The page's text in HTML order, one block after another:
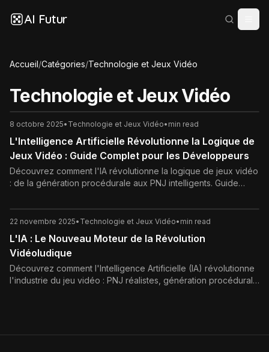
AI Futur
Accueil/Catégories/Technologie et Jeux Vidéo
Technologie et Jeux Vidéo
8 octobre 2025• Technologie et Jeux Vidéo• min read
L'Intelligence Artificielle Révolutionne la Logique de
Jeux Vidéo : Guide Complet pour les Développeurs
Découvrez comment l'IA révolutionne la logique de jeux vidéo
: de la génération procédurale aux PNJ intelligents. Guide
22 novembre 2025• Technologie et Jeux Vidéo• min read
L'IA : Le Nouveau Moteur de la Révolution
Vidéoludique
Découvrez comment l'Intelligence Artificielle (IA) révolutionne
l'industrie du jeu vidéo : PNJ réalistes, génération procédurale